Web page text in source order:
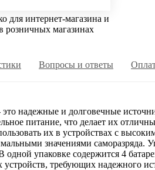
для интернет-магазина и
розничных магазинах
Вопросы и ответы
надежные и долговечные
питание, что делает их
их в устройствах с
значениями саморазряда.
одной упаковке содержится 4
устройств, требующих надежного